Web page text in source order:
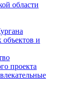
области
и
проекта